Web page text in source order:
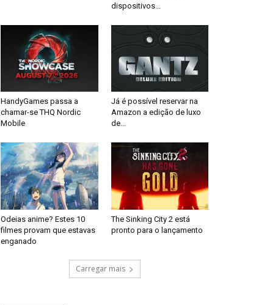
dispositivos...
HandyGames passa a
chamar-se THQ Nordic
Mobile
Já é possível reservar na
Amazon a edição de luxo
de...
Odeias anime? Estes 10
filmes provam que estavas
enganado
The Sinking City 2 está
pronto para o lançamento
Carregar mais